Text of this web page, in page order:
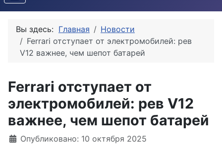
Вы здесь: Главная
Новости
Ferrari отступает от электромобилей: рев
V12 важнее, чем шепот батарей
Ferrari отступает от
электромобилей: рев V12
важнее, чем шепот батарей
Информация о материале
Опубликовано: 10 октября 2025